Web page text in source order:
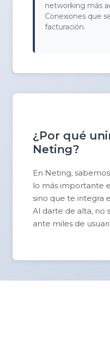
networking más
Conexiones que
facturación.
¿Por qué
Neting?
En Neting,
lo más importante
sino que te integra
Al darte de alta, no
ante miles de